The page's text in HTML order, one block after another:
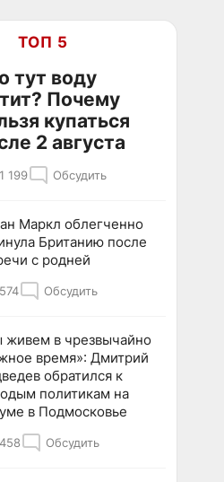
ТОП 5
тут воду
Почему
купаться
2 августа
1 199 Обсудить
Маркл облегченно
Британию после
с родней
574 Обсудить
живем в чрезвычайно
время»: Дмитрий
обратился к
политикам на
в Подмосковье
458 Обсудить